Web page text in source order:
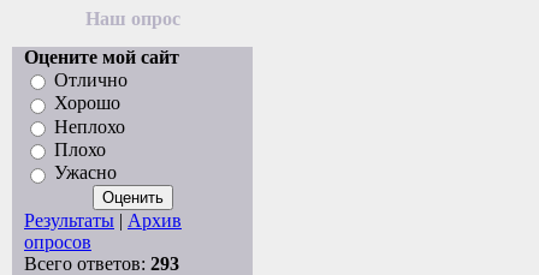
Наш опрос
Оцените мой сайт
Отлично
Хорошо
Неплохо
Плохо
Ужасно
Результаты | Архив
опросов
Всего ответов: 293